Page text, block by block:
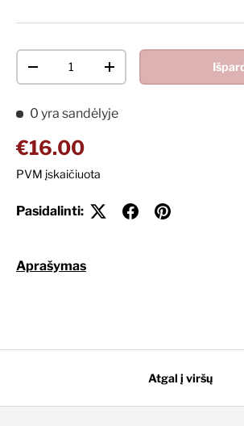
Decrease quantityIncrease quantity
0 yra sandėlyje
Įprasta kaina
€16.00
PVM įskaičiuota
Pasidalinti:
Aprašymas
Atgal į viršų